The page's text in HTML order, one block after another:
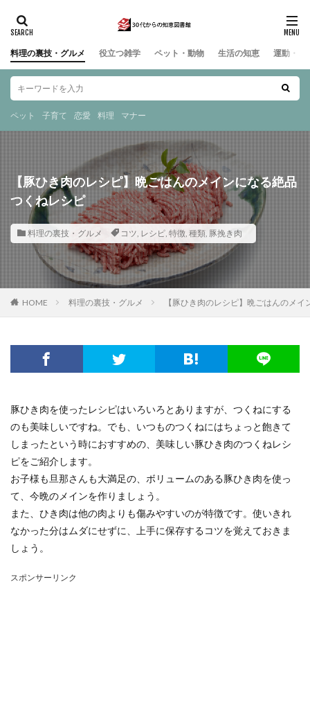
料理の裏技・グルメ 役立つ雑学 ペット・動物 生活の知恵 運動・ス
ペット 子育て 恋愛 料理 マナー
【豚ひき肉のレシピ】晩ごはんのメインになる絶品
つくねレシピ
料理の裏技・グルメ コツ, レシピ, 特徴, 種類, 豚挽き肉
HOME 料理の裏技・グルメ 【豚ひき肉のレシピ】晩ごはんのメ
豚ひき肉を使ったレシピはいろいろとありますが、つくねにする
のも美味しいですね。でも、いつものつくねにはちょっと飽きて
しまったという時におすすめの、美味しい豚ひき肉のつくねレシ
ピをご紹介します。
お子様も旦那さんも大満足の、ボリュームのある豚ひき肉を使っ
て、今晩のメインを作りましょう。
また、ひき肉は他の肉よりも傷みやすいのが特徴です。使いきれ
なかった分はムダにせずに、上手に保存するコツを覚えておきま
しょう。
スポンサーリンク